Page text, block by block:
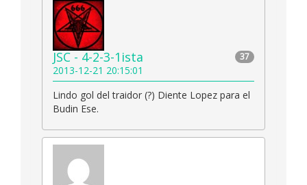
37
JSC - 4-2-3-1ista
2013-12-21 20:15:01
Lindo gol del traidor (?) Diente Lopez para el
Budin Ese.